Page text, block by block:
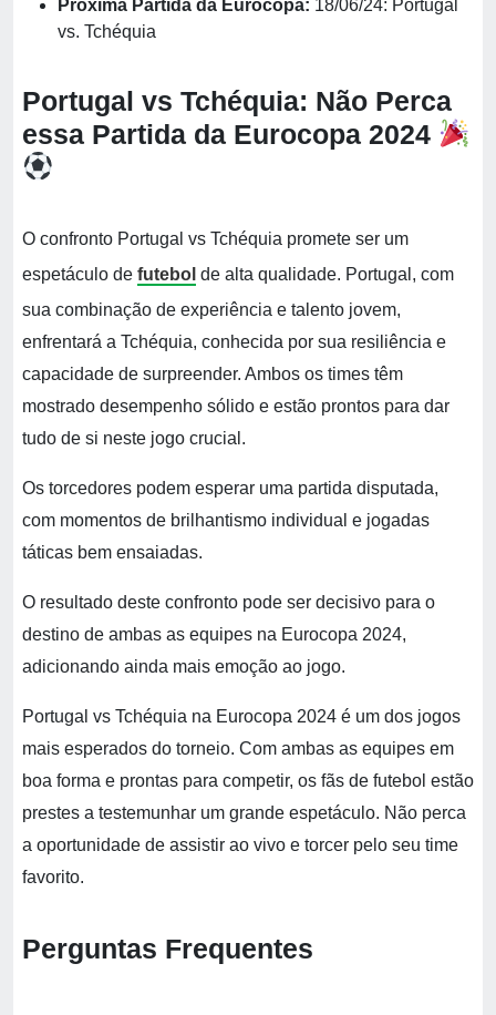
Próxima Partida da Eurocopa: 18/06/24: Portugal
vs. Tchéquia
Portugal vs Tchéquia: Não Perca
essa Partida da Eurocopa 2024
O confronto Portugal vs Tchéquia promete ser um
espetáculo de futebol de alta qualidade. Portugal, com
sua combinação de experiência e talento jovem,
enfrentará a Tchéquia, conhecida por sua resiliência e
capacidade de surpreender. Ambos os times têm
mostrado desempenho sólido e estão prontos para dar
tudo de si neste jogo crucial.
Os torcedores podem esperar uma partida disputada,
com momentos de brilhantismo individual e jogadas
táticas bem ensaiadas.
O resultado deste confronto pode ser decisivo para o
destino de ambas as equipes na Eurocopa 2024,
adicionando ainda mais emoção ao jogo.
Portugal vs Tchéquia na Eurocopa 2024 é um dos jogos
mais esperados do torneio. Com ambas as equipes em
boa forma e prontas para competir, os fãs de futebol estão
prestes a testemunhar um grande espetáculo. Não perca
a oportunidade de assistir ao vivo e torcer pelo seu time
favorito.
Perguntas Frequentes